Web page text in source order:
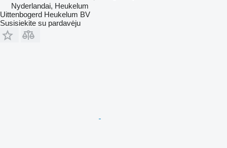
Nyderlandai, Heukelum
Uittenbogerd Heukelum BV
Susisiekite su pardavėju